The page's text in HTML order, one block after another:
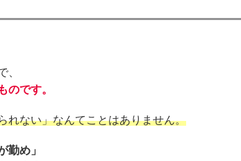
、
のです。
れない」なんてことはありません。
勤め」